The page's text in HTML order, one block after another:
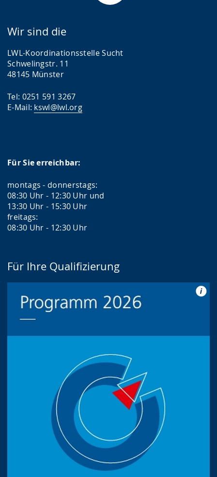
Wir sind die
LWL-Koordinationsstelle Sucht
Schwelingstr. 11
48145 Münster
Tel: 0251 591 3267
E-Mail: kswl@lwl.org
Für Sie erreichbar:
montags - donnerstags:
08:30 Uhr - 12:30 Uhr und
13:30 Uhr - 15:30 Uhr
freitags:
08:30 Uhr - 12:30 Uhr
Für Ihre Qualifizierung